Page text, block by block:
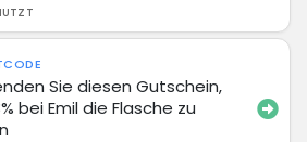
Sie diesen Gutschein,
bei Emil die Flasche zu